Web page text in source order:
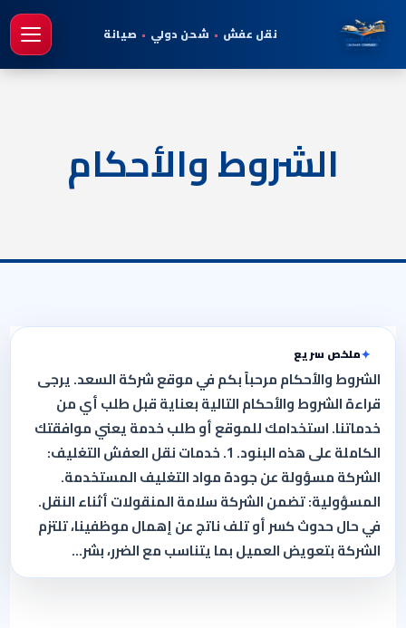
نقل عفش • شحن دولي • صيانة
الشروط والأحكام
ملخص سريع
الشروط والأحكام مرحباً بكم في موقع شركة السعد. يرجى
قراءة الشروط والأحكام التالية بعناية قبل طلب أي من
خدماتنا. استخدامك للموقع أو طلب خدمة يعني موافقتك
الكاملة على هذه البنود. 1. خدمات نقل العفش التغليف:
الشركة مسؤولة عن جودة مواد التغليف المستخدمة.
المسؤولية: تضمن الشركة سلامة المنقولات أثناء النقل.
في حال حدوث كسر أو تلف ناتج عن إهمال موظفينا، تلتزم
الشركة بتعويض العميل بما يتناسب مع الضرر، بشر…